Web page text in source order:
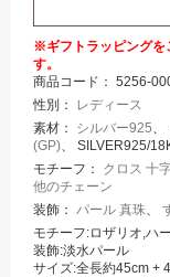
※ギフトラッピングを
す。
商品コード： 5256-
性別：
レディース
素材： シルバー925、
(GP)、 SILVER925/
モチーフ： クロス 十
他のチェーン
装飾： パール 真珠、
モチーフ:ロザリオ,ハ
装飾:淡水パール
サイズ:全長約45cm +